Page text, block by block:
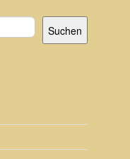
Suchen